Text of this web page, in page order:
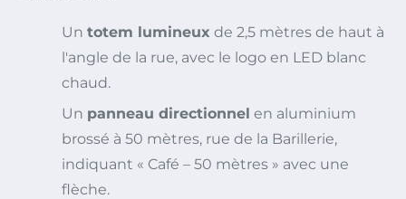
Un totem lumineux de 2,5 mètres de haut à
l'angle de la rue, avec le logo en LED blanc
chaud.
Un panneau directionnel en aluminium
brossé à 50 mètres, rue de la Barillerie,
indiquant « Café – 50 mètres » avec une
flèche.